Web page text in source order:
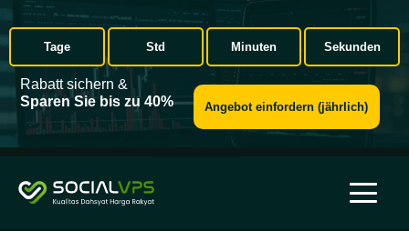
Tage Std Minuten Sekunden
Rabatt sichern &
Sparen Sie bis zu 40%
Angebot einfordern (jährlich)